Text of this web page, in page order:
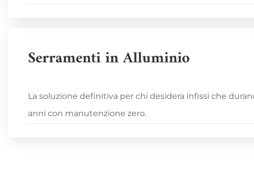
Serramenti in Alluminio
La soluzione definitiva per chi desidera infissi che
anni con manutenzione zero.